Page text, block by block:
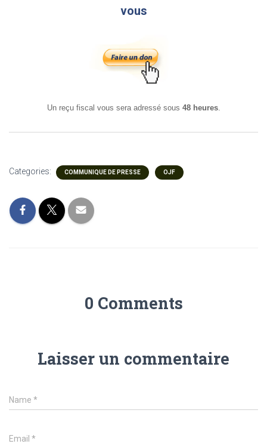
vous
Un reçu fiscal vous sera adressé sous 48 heures.
Categories: COMMUNIQUE DE PRESSE OJF
0 Comments
Laisser un commentaire
Name *
Email *